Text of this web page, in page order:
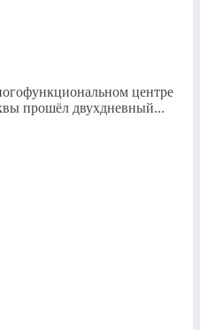
центре
прошёл двухдневный...